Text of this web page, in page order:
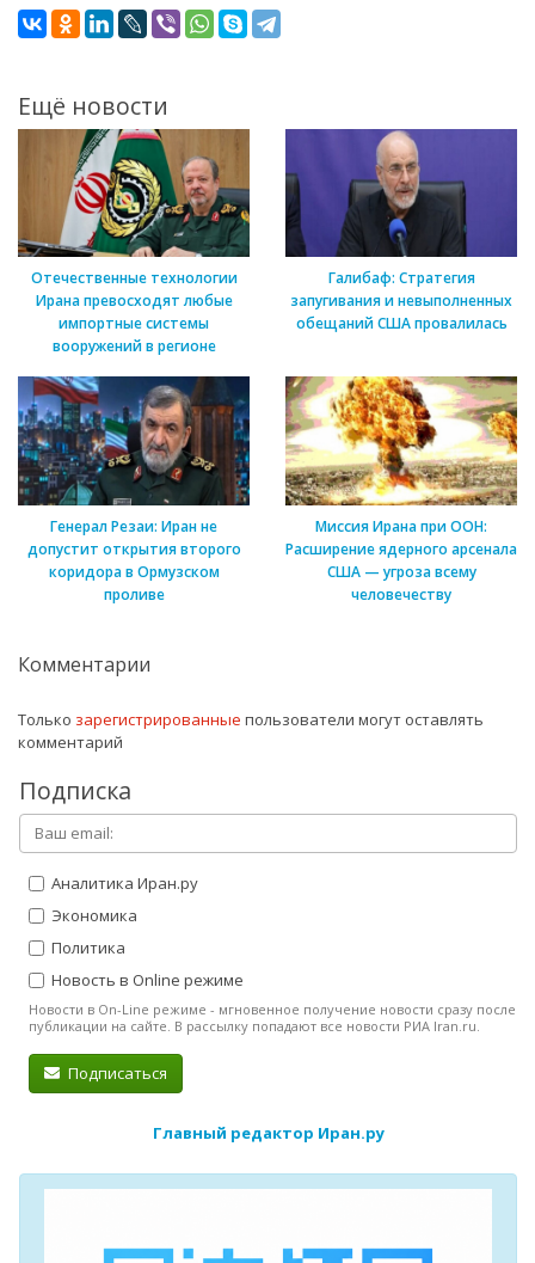
Ещё новости
Отечественные технологии
Ирана превосходят любые
импортные системы
вооружений в регионе
Галибаф: Стратегия
запугивания и невыполненных
обещаний США провалилась
Генерал Резаи: Иран не
допустит открытия второго
коридора в Ормузском
проливе
Миссия Ирана при ООН:
Расширение ядерного арсенала
США — угроза всему
человечеству
Комментарии
Только зарегистрированные пользователи могут оставлять
комментарий
Подписка
Аналитика Иран.ру
Экономика
Политика
Новость в Online режиме
Новости в On-Line режиме - мгновенное получение новости сразу после
публикации на сайте. В рассылку попадают все новости РИА Iran.ru.
Подписаться
Главный редактор Иран.ру